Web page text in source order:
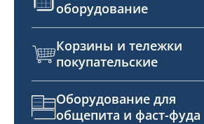
оборудование
Корзины и тележки
покупательские
Оборудование для
общепита и фаст-фуда